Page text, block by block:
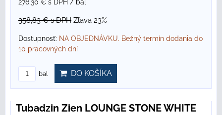
276,30 € s DPH / bal
358,83 €s DPH Zľava 23%
Dostupnosť: NA OBJEDNÁVKU. Bežný termín dodania do
10 pracovných dní
bal DO KOŠÍKA
Tubadzin Zien LOUNGE STONE WHITE